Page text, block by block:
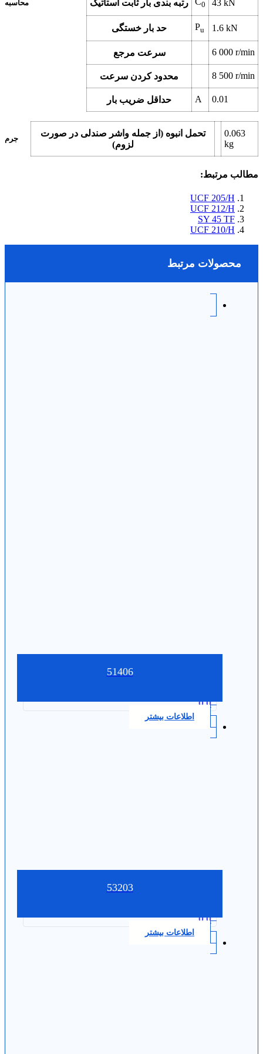
محاسبه رتبه بندی بار ثابت استاتیک 0 43 kN
حد بار خستگی Pu 1.6 kN
سرعت مرجع 6 000 r/min
محدود کردن سرعت 8 500 r/min
حداقل ضریب بار A 0.01
جرم
تحمل انبوه (از جمله واشر صندلی در صورت
لزوم)
0.063
kg
مطالب مرتبط:
UCF 205/H
UCF 212/H
SY 45 TF
UCF 210/H
محصولات مرتبط
51406
0.0
اطلاعات بیشتر
53203
0.0
اطلاعات بیشتر